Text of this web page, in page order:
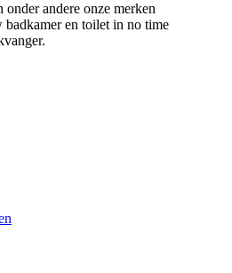
andere onze merken
en toilet in no time